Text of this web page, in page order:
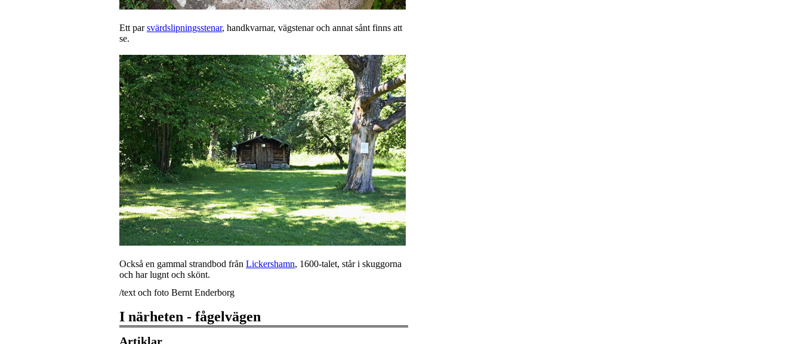
Ett parsvärdslipningsstenar, handkvarnar, vägstenar och annat sånt finns att
se.
Också en gammal strandbod från Lickershamn, 1600-talet, står i skuggorna
och har lugnt och skönt.
/text och foto Bernt Enderborg
I närheten - fågelvägen
Artiklar